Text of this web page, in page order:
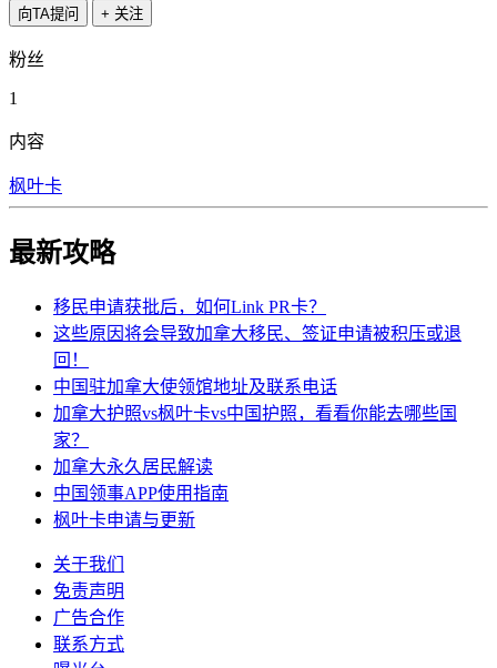
向TA提问 + 关注
粉丝
1
内容
枫叶卡
最新攻略
移民申请获批后，如何Link PR卡？
这些原因将会导致加拿大移民、签证申请被积压或退
回！
中国驻加拿大使领馆地址及联系电话
加拿大护照vs枫叶卡vs中国护照，看看你能去哪些国
家？
加拿大永久居民解读
中国领事APP使用指南
枫叶卡申请与更新
关于我们
免责声明
广告合作
联系方式